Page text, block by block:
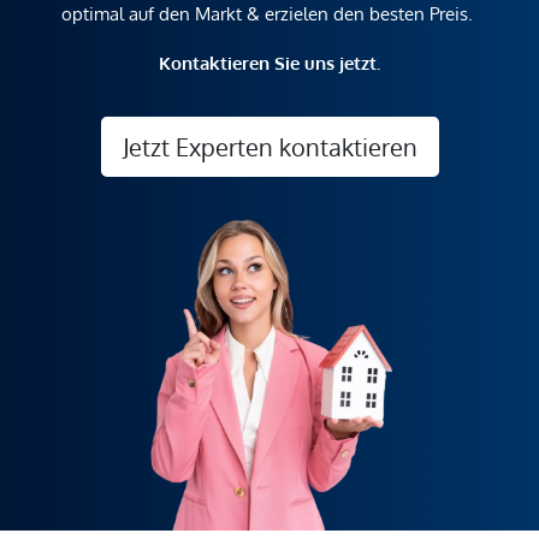
optimal auf den Markt & erzielen den besten Preis.
Kontaktieren Sie uns jetzt.
Jetzt Experten kontaktieren